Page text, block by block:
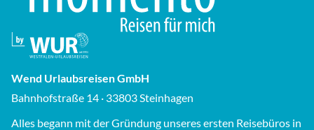
Wend Urlaubsreisen GmbH
Bahnhofstraße 14 · 33803 Steinhagen
Alles begann mit der Gründung unseres ersten Reisebüros in